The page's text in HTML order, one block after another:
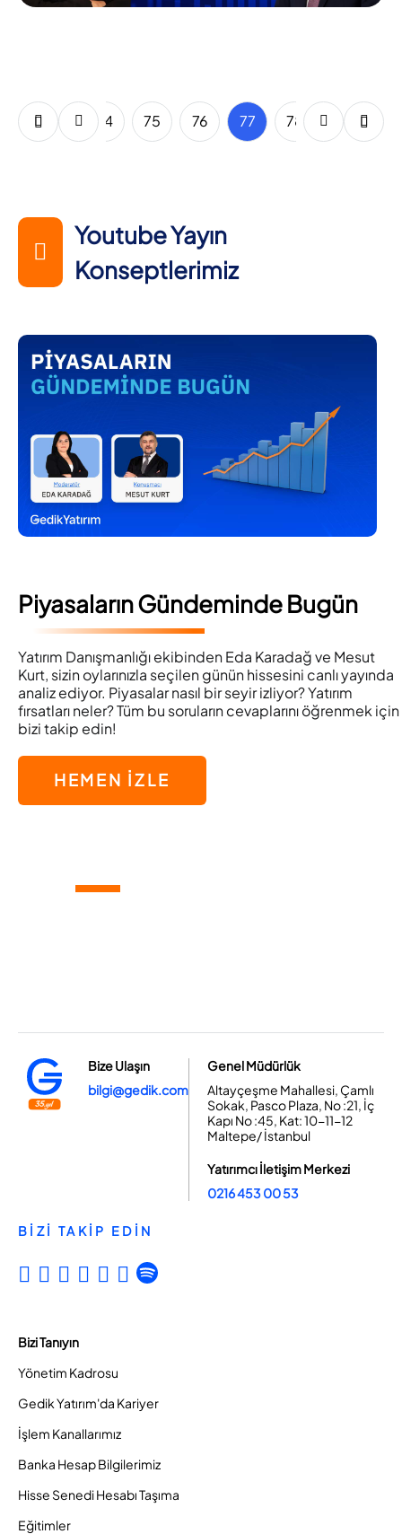
73 74 75 76 77 78 79 80
Youtube Yayın
Konseptlerimiz
Piyasaların Gündeminde Bugün
Yatırım Danışmanlığı ekibinden Eda Karadağ ve Mesut
Kurt, sizin oylarınızla seçilen günün hissesini canlı yayında
analiz ediyor. Piyasalar nasıl bir seyir izliyor? Yatırım
fırsatları neler? Tüm bu soruların cevaplarını öğrenmek için
bizi takip edin!
HEMEN İZLE
Bize Ulaşın
bilgi@gedik.com
Genel Müdürlük
Altayçeşme Mahallesi, Çamlı
Sokak, Pasco Plaza, No :21, İç
Kapı No :45, Kat: 10-11-12
Maltepe/ İstanbul
Yatırımcı İletişim Merkezi
0216 453 00 53
BİZİ TAKİP EDİN
Bizi Tanıyın
Yönetim Kadrosu
Gedik Yatırım'da Kariyer
İşlem Kanallarımız
Banka Hesap Bilgilerimiz
Hisse Senedi Hesabı Taşıma
Eğitimler